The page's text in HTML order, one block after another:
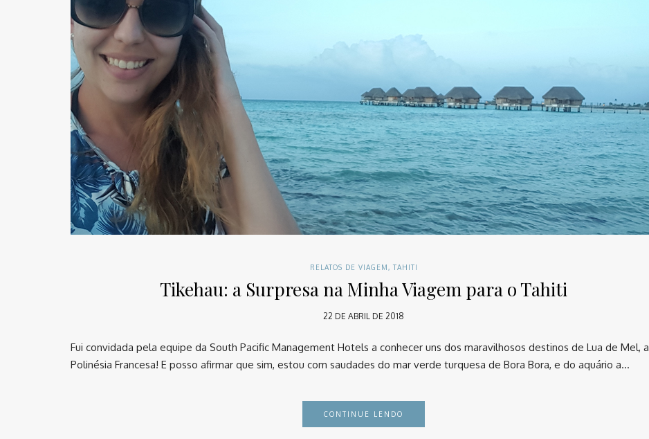
RELATOS DE VIAGEM, TAHITI
Tikehau: a Surpresa na Minha Viagem para o Tahiti
22 DE ABRIL DE 2018
Fui convidada pela equipe da South Pacific Management Hotels a conhecer uns dos maravilhosos destinos de Lua de Mel, a
Polinésia Francesa! E posso afirmar que sim, estou com saudades do mar verde turquesa de Bora Bora, e do aquário a…
CONTINUE LENDO